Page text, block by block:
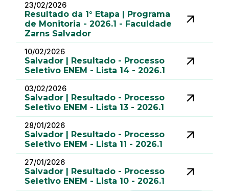
23/02/2026
Resultado da 1° Etapa | Programa
de Monitoria - 2026.1 - Faculdade
Zarns Salvador
10/02/2026
Salvador | Resultado - Processo
Seletivo ENEM - Lista 14 - 2026.1
03/02/2026
Salvador | Resultado - Processo
Seletivo ENEM - Lista 13 - 2026.1
28/01/2026
Salvador | Resultado - Processo
Seletivo ENEM - Lista 11 - 2026.1
27/01/2026
Salvador | Resultado - Processo
Seletivo ENEM - Lista 10 - 2026.1